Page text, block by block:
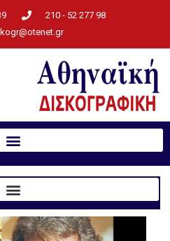
210 - 52 277 98